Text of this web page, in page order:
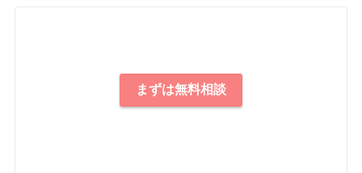
まずは無料相談